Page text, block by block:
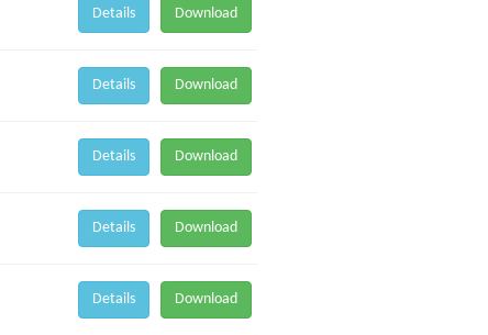
Download
Details
Download
Details
Download
Details
Download
Details
Download
Details